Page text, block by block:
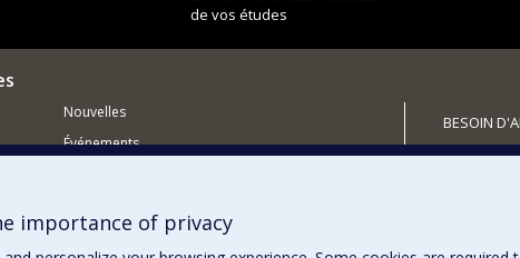
de vos études
Nouvelles
Événements
BESOIN
Plan du site
importance of privacy